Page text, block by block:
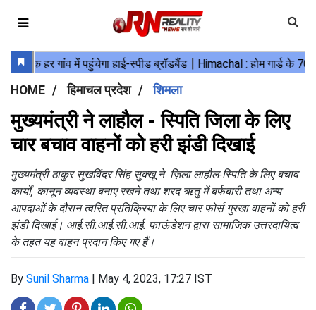
HOME हिमाचल प्रदेश शिमला
मुख्यमंत्री ने लाहौल - स्पिति जिला के लिए
चार बचाव वाहनों को हरी झंडी दिखाई
मुख्यमंत्री ठाकुर सुखविंदर सिंह सुक्खू ने ज़िला लाहौल-स्पिति के लिए बचाव
कार्यों, कानून व्यवस्था बनाए रखने तथा शरद ऋतु में बर्फबारी तथा अन्य
आपदाओं के दौरान त्वरित प्रतिक्रिया के लिए चार फोर्स गुरखा वाहनों को हरी
झंडी दिखाई। आई.सी.आई.सी.आई. फाऊंडेशन द्वारा सामाजिक उत्तरदायित्व
के तहत यह वाहन प्रदान किए गए हैं।
By Sunil Sharma | May 4, 2023, 17:27 IST